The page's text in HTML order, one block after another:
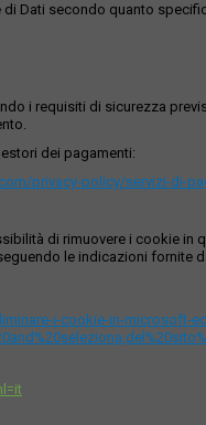
Dati secondo quanto
i requisiti di sicurezza
dei pagamenti:
privacy-policy/servizi-di-
di rimuovere i cookie
le indicazioni fornite
i-cookie-in-microsoft-